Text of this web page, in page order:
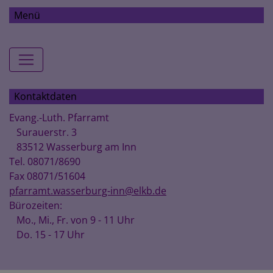
Menü
Hauptnavigation
Kontaktdaten
Evang.-Luth. Pfarramt
Surauerstr. 3
83512 Wasserburg am Inn
Tel. 08071/8690
Fax 08071/51604
pfarramt.wasserburg-inn@elkb.de
Bürozeiten:
Mo., Mi., Fr. von 9 - 11 Uhr
Do. 15 - 17 Uhr